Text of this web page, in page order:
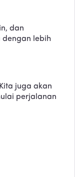
dan
dengan lebih
juga akan
perjalanan